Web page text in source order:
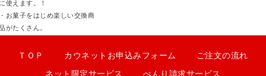
使えます。！
お菓子をはじめ楽しい交換商
がたくさん。
ＴＯＰ カウネットお申込みフォーム ご注文の流れ